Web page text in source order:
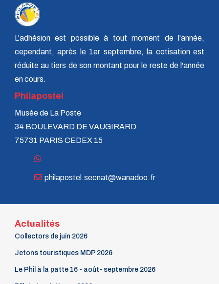
L'adhésion est possible à tout moment de l'année,
cependant, après le 1er septembre, la cotisation est
réduite au tiers de son montant pour le reste de l'année
en cours.
Philapostel
Musée de La Poste
34 BOULEVARD DE VAUGIRARD
75731 PARIS CEDEX 15
philapostel.secnat@wanadoo.fr
Actualités
Collectors de juin 2026
Jetons touristiques MDP 2026
Le Phil à la patte 16 - août- septembre 2026